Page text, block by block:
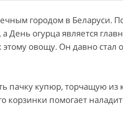
городом в Беларуси.
День огурца является
этому овощу. Он давно
пачку купюр, торчащую из
корзинки помогает